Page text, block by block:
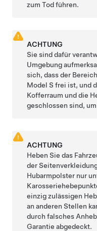
zum Tod führen.
ACHTUNG
Sie sind dafür
Umgebung
sich, dass der
Model S frei ist, und
Kofferraum unddie
geschlossen sind,
ACHTUNG
Heben Sie das
der
Hubarmpolster nur
einzig zulässigen
an anderen Stellen
durch falsches
Garantie abgedeckt.